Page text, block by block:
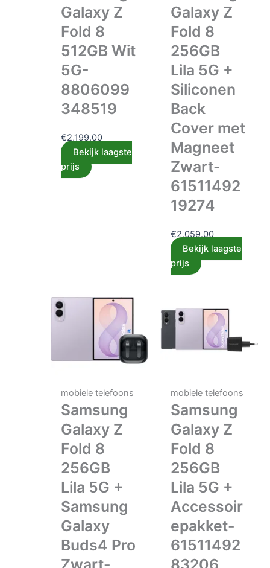
Galaxy Z
Fold 8
512GB Wit
5G-
8806099
348519
€2,199.00
Bekijk laagste
prijs
Galaxy Z
Fold 8
256GB
Lila 5G +
Siliconen
Back
Cover met
Magneet
Zwart-
61511492
19274
€2,059.00
Bekijk laagste
prijs
mobiele telefoons
Samsung
Galaxy Z
Fold 8
256GB
Lila 5G +
Samsung
Galaxy
Buds4 Pro
mobiele telefoons
Samsung
Galaxy Z
Fold 8
256GB
Lila 5G +
Accessoir
epakket-
61511492